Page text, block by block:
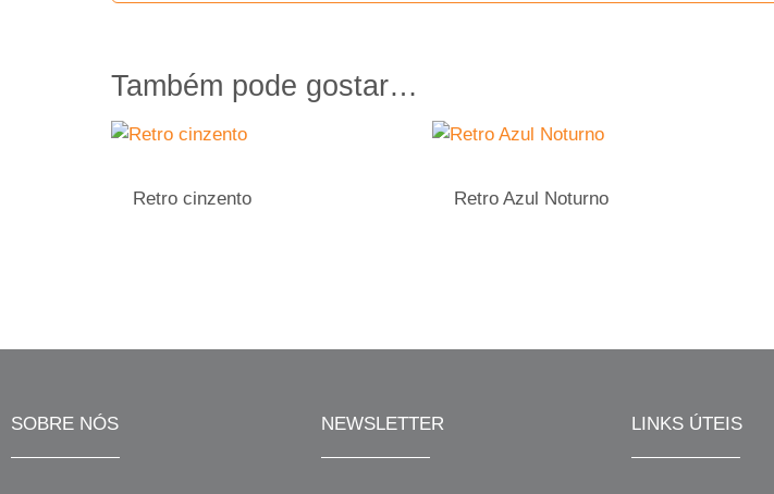
Também pode gostar…
Retro cinzento Retro Azul Noturno
SOBRE NÓS NEWSLETTER LINKS ÚTEIS